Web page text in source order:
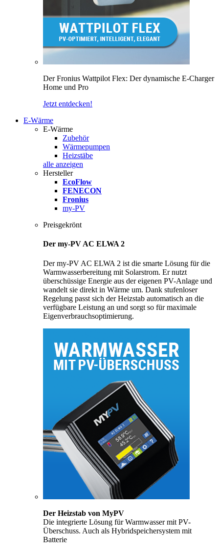
Der Fronius Wattpilot Flex: Der dynamische E-Charger
Home und Pro
Jetzt entdecken!
E-Wärme
E-Wärme
Zubehör
Wärmepumpen
Heizstäbe
alle anzeigen
Hersteller
EcoFlow
FENECON
Fronius
my-PV
Preisgekrönt
Der my-PV AC ELWA 2
Der my-PV AC ELWA 2 ist die smarte Lösung für die
Warmwasserbereitung mit Solarstrom. Er nutzt
überschüssige Energie aus der eigenen PV-Anlage und
wandelt sie direkt in Wärme um. Dank stufenloser
Regelung passt sich der Heizstab automatisch an die
verfügbare Leistung an und sorgt so für maximale
Eigenverbrauchsoptimierung.
Der Heizstab von MyPV
Die integrierte Lösung für Warmwasser mit PV-
Überschuss. Auch als Hybridspeichersystem mit
Batterie